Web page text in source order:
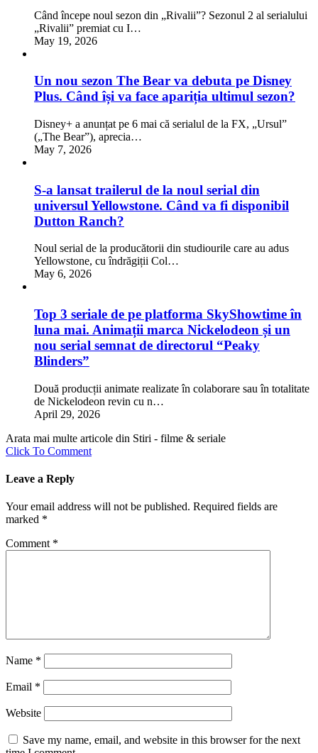
Când începe noul sezon din „Rivalii”? Sezonul 2 al serialului
„Rivalii” premiat cu I…
May 19, 2026
Un nou sezon The Bear va debuta pe Disney
Plus. Când își va face apariția ultimul sezon?
Disney+ a anunțat pe 6 mai că serialul de la FX, „Ursul”
(„The Bear”), aprecia…
May 7, 2026
S-a lansat trailerul de la noul serial din
universul Yellowstone. Când va fi disponibil
Dutton Ranch?
Noul serial de la producătorii din studiourile care au adus
Yellowstone, cu îndrăgiții Col…
May 6, 2026
Top 3 seriale de pe platforma SkyShowtime în
luna mai. Animații marca Nickelodeon și un
nou serial semnat de directorul “Peaky
Blinders”
Două producții animate realizate în colaborare sau în totalitate
de Nickelodeon revin cu n…
April 29, 2026
Arata mai multe articole din Stiri - filme & seriale
Click To Comment
Leave a Reply
Your email address will not be published. Required fields are
marked *
Comment *
Name *
Email *
Website
Save my name, email, and website in this browser for the next